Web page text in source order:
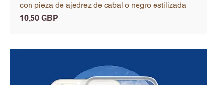
con pieza de ajedrez de caballo negro estilizada
Precio
10,50 GBP